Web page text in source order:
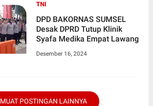
TNI
DPD BAKORNAS SUMSEL
Desak DPRD Tutup Klinik
Syafa Medika Empat Lawang
Desember 16, 2024
MUAT POSTINGAN LAINNYA